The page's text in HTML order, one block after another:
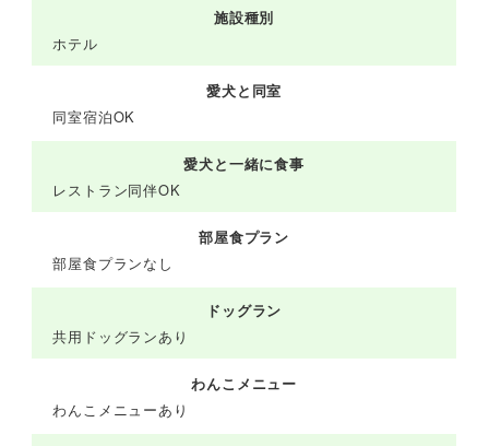
施設種別
ホテル
愛犬と同室
同室宿泊OK
愛犬と一緒に食事
レストラン同伴OK
部屋食プラン
部屋食プランなし
ドッグラン
共用ドッグランあり
わんこメニュー
わんこメニューあり